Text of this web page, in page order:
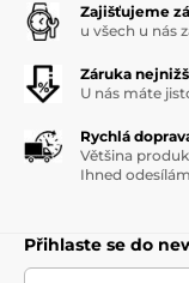
Zajišťujeme
u všech u nás
Záruka
U nás máte
Rychlá
Většina
Ihned
Přihlaste se do